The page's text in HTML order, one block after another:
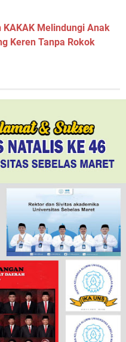
KAKAK Melindungi Anak
Keren Tanpa Rokok